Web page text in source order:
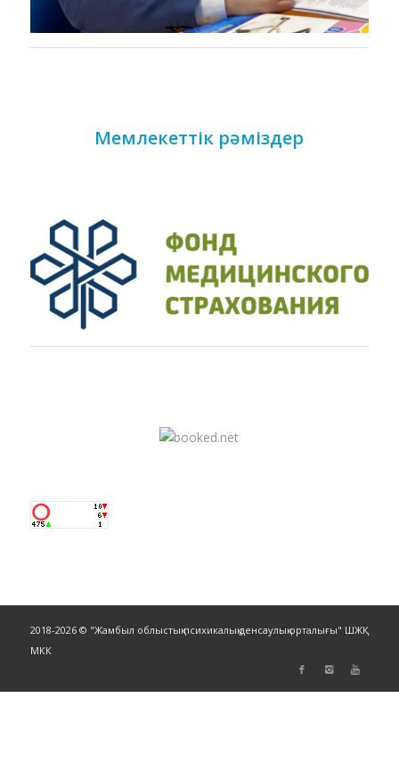
Мемлекеттік рәміздер
2018-2026 © "Жамбыл облыстық психикалық денсаулық орталығы" ШЖҚ
МКК